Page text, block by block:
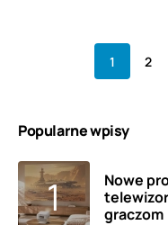
1 2
Popularne wpisy
Nowe
graczom